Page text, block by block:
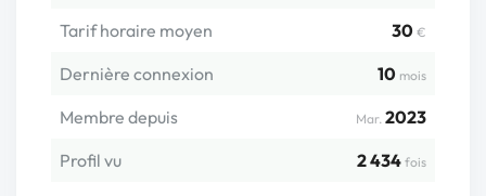
Tarif horaire moyen 30 €
Dernière connexion 10 mois
Membre depuis Mar. 2023
Profil vu
2 434 fois